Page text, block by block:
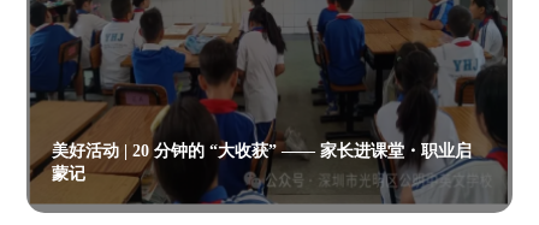
美好活动 | 20 分钟的 “大收获” —— 家长进课堂・职业启
蒙记